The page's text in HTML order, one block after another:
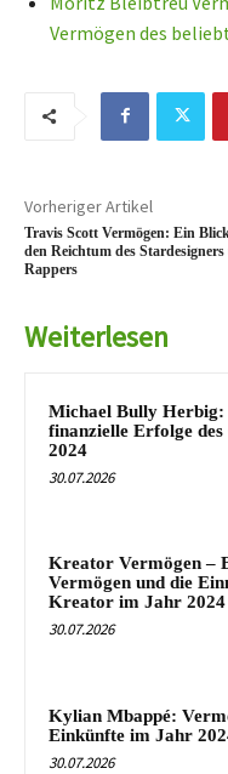
Vermögen des
Vorheriger Artikel
Travis Scott Vermögen: Ein
den Reichtum des
Rappers
Weiterlesen
Michael Bully Herbig:
finanzielle Erfolge
2024
30.07.2026
Kreator Vermögen –
Vermögen und die
Kreator im Jahr 2024
30.07.2026
Kylian Mbappé:
Einkünfte im Jahr
30.07.2026